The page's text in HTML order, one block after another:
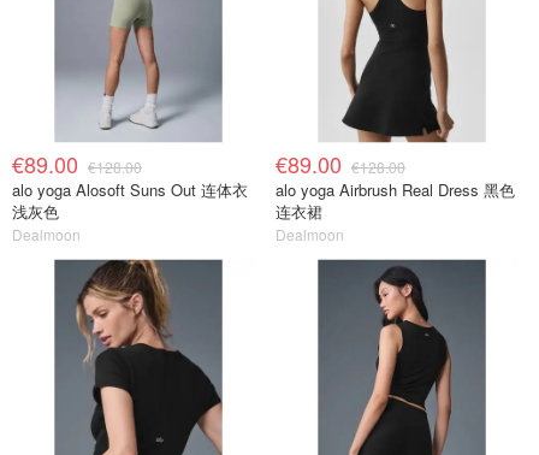
€89.00 €128.00
alo yoga Alosoft Suns Out 连体衣
浅灰色
Dealmoon
€89.00 €128.00
alo yoga Airbrush Real Dress 黑色
连衣裙
Dealmoon